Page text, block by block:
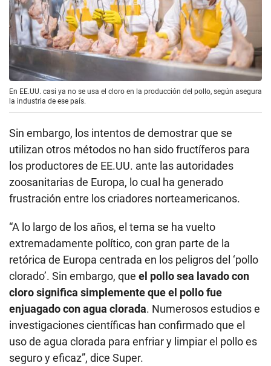
En EE.UU. casi ya no se usa el cloro en la producción del pollo, según asegura
la industria de ese país.
Sin embargo, los intentos de demostrar que se
utilizan otros métodos no han sido fructíferos para
los productores de EE.UU. ante las autoridades
zoosanitarias de Europa, lo cual ha generado
frustración entre los criadores norteamericanos.
“A lo largo de los años, el tema se ha vuelto
extremadamente político, con gran parte de la
retórica de Europa centrada en los peligros del ‘pollo
clorado’. Sin embargo, que el pollo sea lavado con
cloro significa simplemente que el pollo fue
enjuagado con agua clorada. Numerosos estudios e
investigaciones científicas han confirmado que el
uso de agua clorada para enfriar y limpiar el pollo es
seguro y eficaz”, dice Super.